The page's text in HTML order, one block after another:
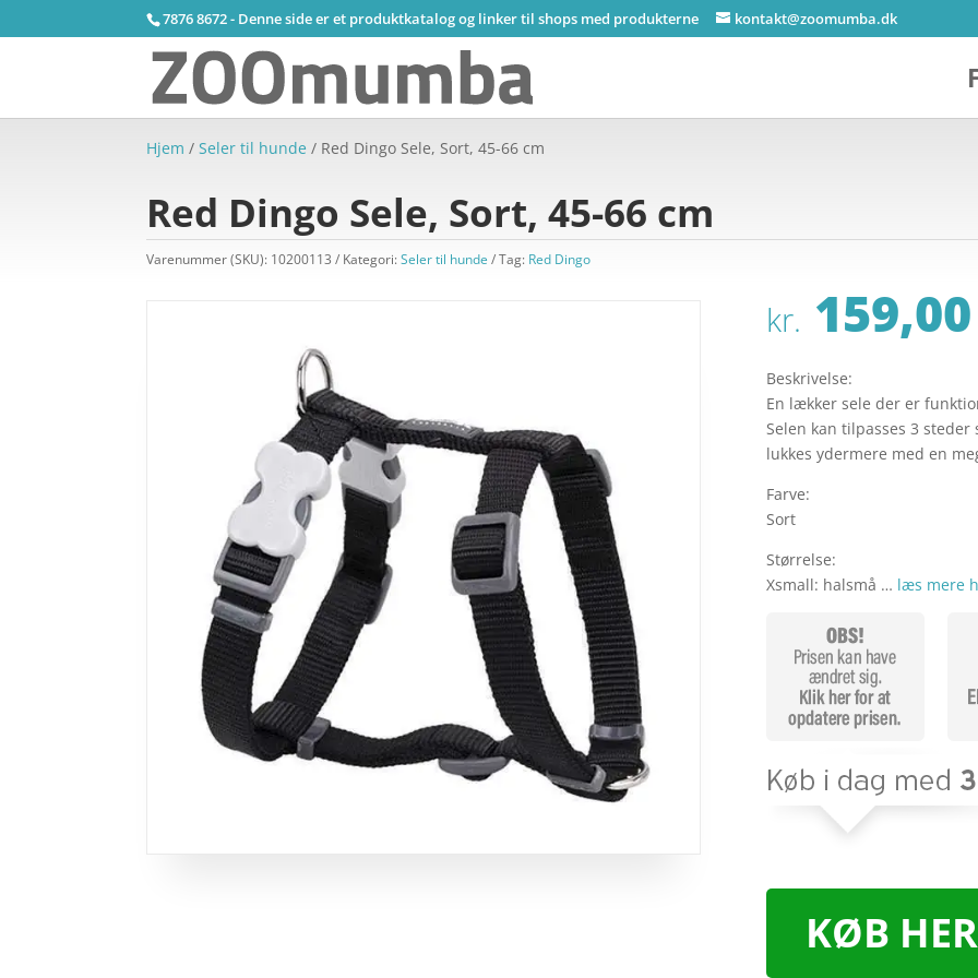
7876 8672 - Denne side er et produktkatalog og linker til shops med produkterne kontakt@zoomumba.dk
Hjem /Seler til hunde / Red Dingo Sele, Sort, 45-66 cm
Red Dingo Sele, Sort, 45-66 cm
Varenummer (SKU): 10200113 Kategori:Seler til hunde Tag: Red Dingo
kr. 159,00
Beskrivelse:
En lækker sele der er
Selen kan tilpasses 3
lukkes ydermere med en
Farve:
Sort
Størrelse:
Xsmall: halsmå … læs mere
KØB HER